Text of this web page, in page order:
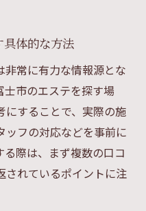
具体的な方法
非常に有力な情報源とな
士市のエステを探す場
にすることで、実際の施
ッフの対応などを事前に
際は、まず複数の口コ
されているポイントに注